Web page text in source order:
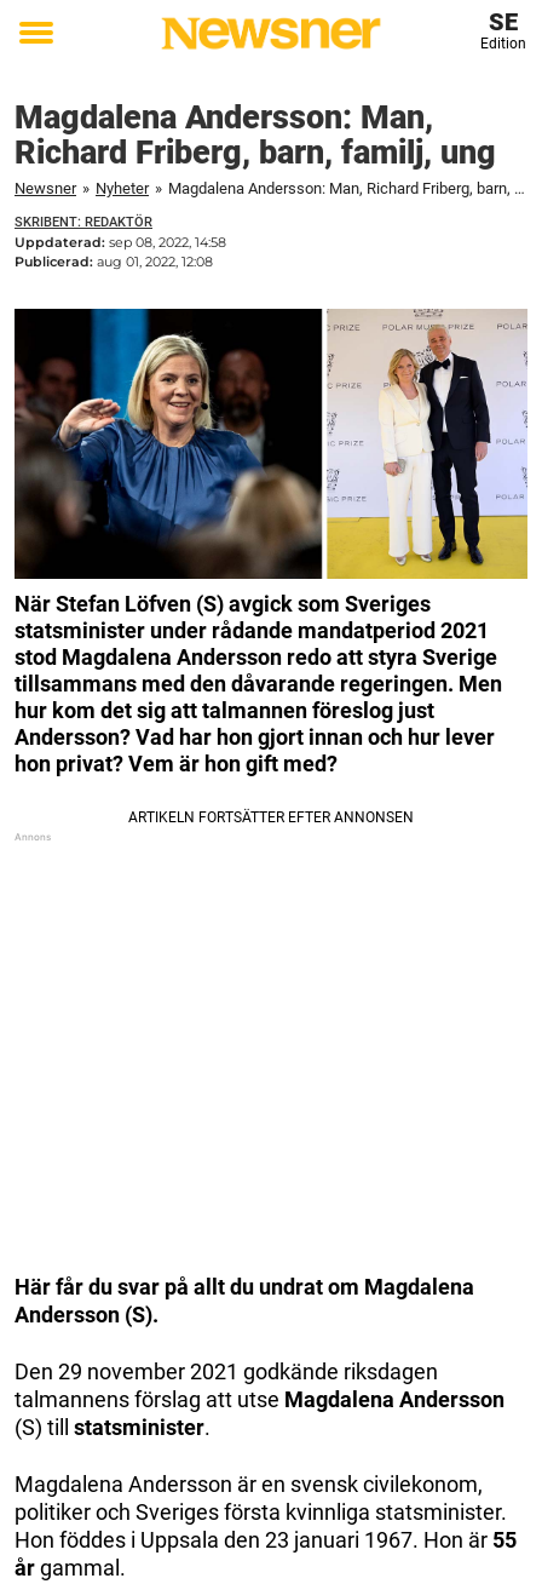
Toggle
SE
Edition
Magdalena Andersson: Man,
Richard Friberg, barn, familj, ung
Newsner » Nyheter » Magdalena Andersson: Man, Richard Friberg, barn, familj, ung
SKRIBENT: REDAKTÖR
Uppdaterad: sep 08, 2022, 14:58
Publicerad: aug 01, 2022, 12:08
När Stefan Löfven (S) avgick som Sveriges
statsminister under rådande mandatperiod 2021
stod Magdalena Andersson redo att styra Sverige
tillsammans med den dåvarande regeringen. Men
hur kom det sig att talmannen föreslog just
Andersson? Vad har hon gjort innan och hur lever
hon privat? Vem är hon gift med?
Här får du svar på allt du undrat om Magdalena
Andersson (S).
Den 29 november 2021 godkände riksdagen
talmannens förslag att utse Magdalena Andersson
(S) till statsminister.
Magdalena Andersson är en svensk civilekonom,
politiker och Sveriges första kvinnliga statsminister.
Hon föddes i Uppsala den 23 januari 1967. Hon är 55
årgammal.